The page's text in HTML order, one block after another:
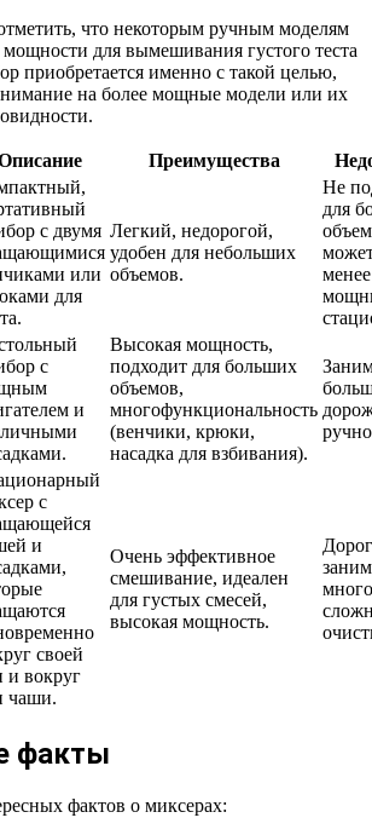
что некоторым ручным моделям
мощности для вымешивания густого теста
приобретается именно с такой целью,
на более мощные модели или их
Преимущества
с двумя
или
для
Легкий, недорогой,
удобен для небольших
объемов.
Не
для
менее
с
и
Высокая мощность,
подходит для больших
объемов,
многофункциональность
(венчики, крюки,
насадка для взбивания).
с
и
своей
и вокруг
чаши.
Очень эффективное
смешивание, идеален
для густых смесей,
высокая мощность.
факты
фактов о миксерах: